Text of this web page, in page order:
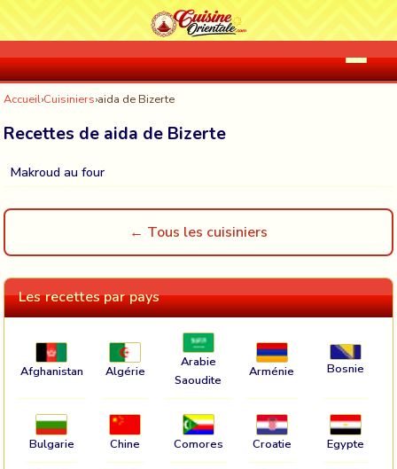
Accueil›Cuisiniers›aida de Bizerte
Recettes de aida de Bizerte
Makroud au four
← Tous les cuisiniers
Les recettes par pays
Afghanistan Algérie
Arabie
Saoudite
Arménie Bosnie
Bulgarie Chine Comores Croatie Egypte